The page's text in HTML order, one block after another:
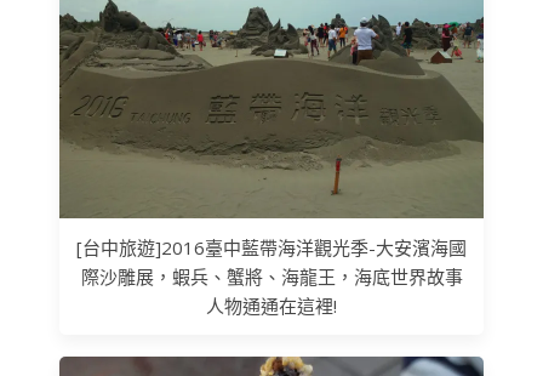
[台中旅遊]2016臺中藍帶海洋觀光季-大安濱海國
際沙雕展，蝦兵、蟹將、海龍王，海底世界故事
人物通通在這裡!